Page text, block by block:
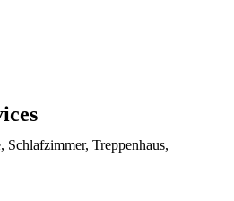
Schlafzimmer, Treppenhaus,